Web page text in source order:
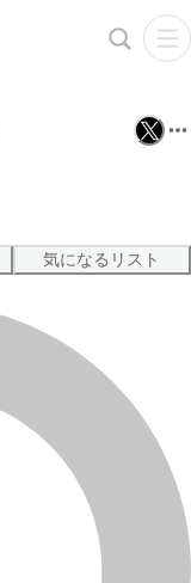
気になるリスト